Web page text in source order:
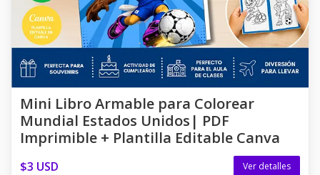
Mini Libro Armable para Colorear
Mundial Estados Unidos| PDF
Imprimible + Plantilla Editable Canva
$3 USD Ver detalles